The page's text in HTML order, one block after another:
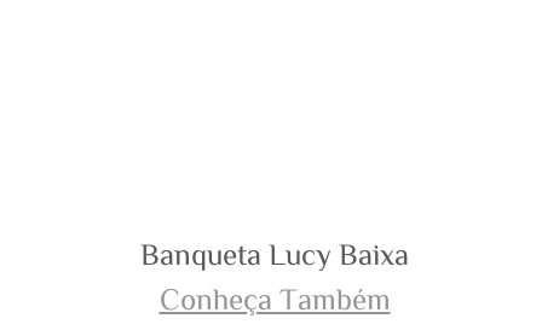
Mesa Drink Mia
Banqueta Lucy Baixa
Conheça Também